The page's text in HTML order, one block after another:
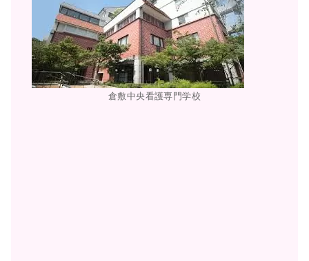
倉敷中央看護専門学校